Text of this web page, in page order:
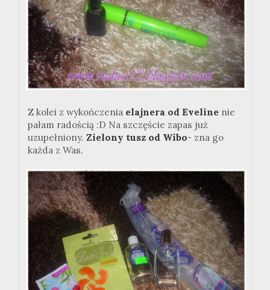
Z kolei z wykończenia elajnera od Eveline nie
pałam radością :D Na szczęście zapas już
uzupełniony. Zielony tusz od Wibo- zna go
każda z Was.